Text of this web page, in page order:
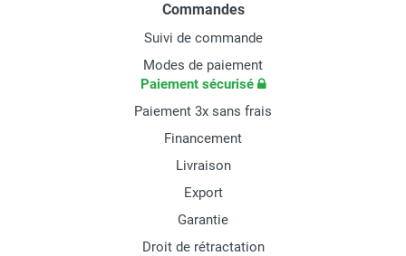
Commandes
Suivi de commande
Modes de paiement
Paiement sécurisé
Paiement 3x sans frais
Financement
Livraison
Export
Garantie
Droit de rétractation